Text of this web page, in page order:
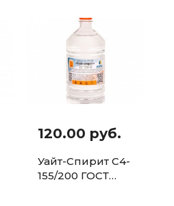
120.00 руб.
Уайт-Спирит С4-
155/200 ГОСТ